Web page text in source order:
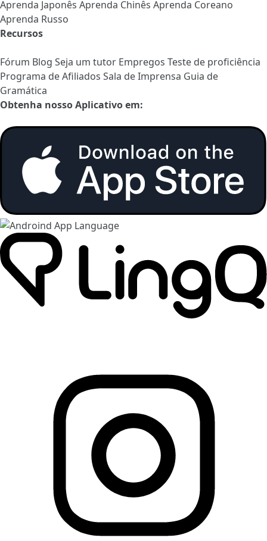
Aprenda Japonês Aprenda Chinês Aprenda Coreano
Aprenda Russo
Recursos
Fórum Blog Seja um tutor Empregos Teste de proficiência
Programa de Afiliados Sala de Imprensa Guia de
Gramática
Obtenha nosso Aplicativo em: